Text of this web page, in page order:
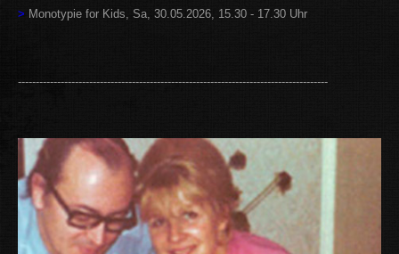
> Monotypie for Kids, Sa, 30.05.2026, 15.30 - 17.30 Uhr
---------------------------------------------------------------------------------------